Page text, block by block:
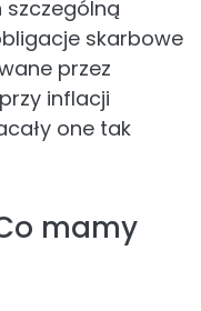
skarbowe
przez
inflacji
one tak
mamy